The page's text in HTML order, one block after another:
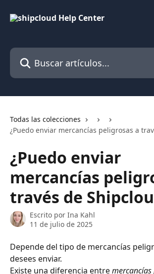
Buscar artículos...
Todas las colecciones
¿Puedo enviar mercancías peligrosas a
¿Puedo enviar
mercancías
través de
Escrito por Ina Kahl
11 de julio de 2025
Depende del tipo de mercancías
desees enviar.
Existe una diferencia entre